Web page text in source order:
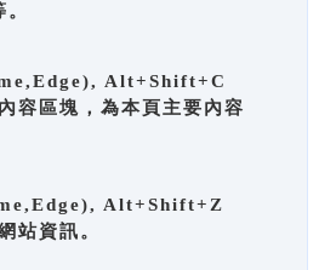
Alt+Shift+C
容區塊，為本頁主要內容
Alt+Shift+Z
站資訊。